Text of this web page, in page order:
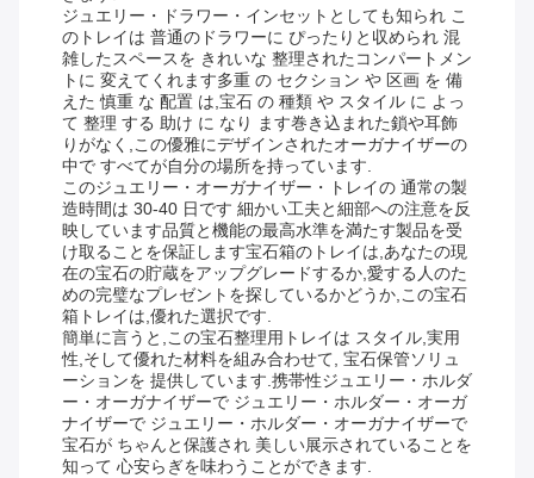
ジュエリー・ドラワー・インセットとしても知られ こ
のトレイは 普通のドラワーに ぴったりと収められ 混
雑したスペースを きれいな 整理されたコンパートメン
トに 変えてくれます多重 の セクション や 区画 を 備
えた 慎重 な 配置 は,宝石 の 種類 や スタイル に よっ
て 整理 する 助け に なり ます巻き込まれた鎖や耳飾
りがなく,この優雅にデザインされたオーガナイザーの
中で すべてが自分の場所を持っています.
このジュエリー・オーガナイザー・トレイの 通常の製
造時間は 30-40 日です 細かい工夫と細部への注意を反
映しています品質と機能の最高水準を満たす製品を受
け取ることを保証します宝石箱のトレイは,あなたの現
在の宝石の貯蔵をアップグレードするか,愛する人のた
めの完璧なプレゼントを探しているかどうか,この宝石
箱トレイは,優れた選択です.
簡単に言うと,この宝石整理用トレイは スタイル,実用
性,そして優れた材料を組み合わせて, 宝石保管ソリュ
ーションを 提供しています.携帯性ジュエリー・ホルダ
ー・オーガナイザーで ジュエリー・ホルダー・オーガ
ナイザーで ジュエリー・ホルダー・オーガナイザーで
宝石が ちゃんと保護され 美しい展示されていることを
知って 心安らぎを味わうことができます.